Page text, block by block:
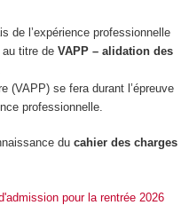
de l’expérience professionnelle
titre de VAPP – alidation des
(VAPP) se fera durant l’épreuve
professionnelle.
du cahier des charges
pour la rentrée 2026